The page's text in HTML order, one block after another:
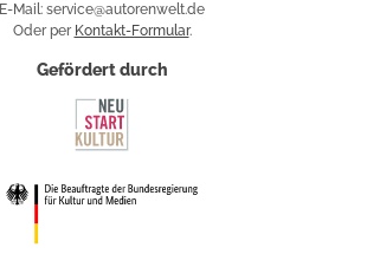
E-Mail: service@autorenwelt.de
Oder per Kontakt-Formular.
Gefördert durch